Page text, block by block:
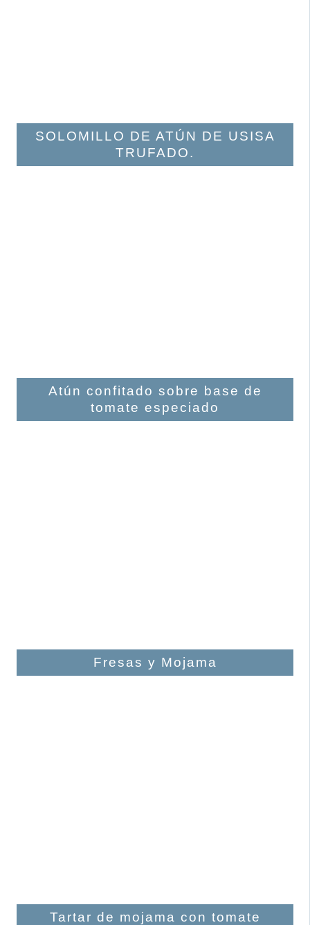
SOLOMILLO DE ATÚN DE USISA
TRUFADO.
Atún confitado sobre base de
tomate especiado
Fresas y Mojama
Tartar de mojama con tomate